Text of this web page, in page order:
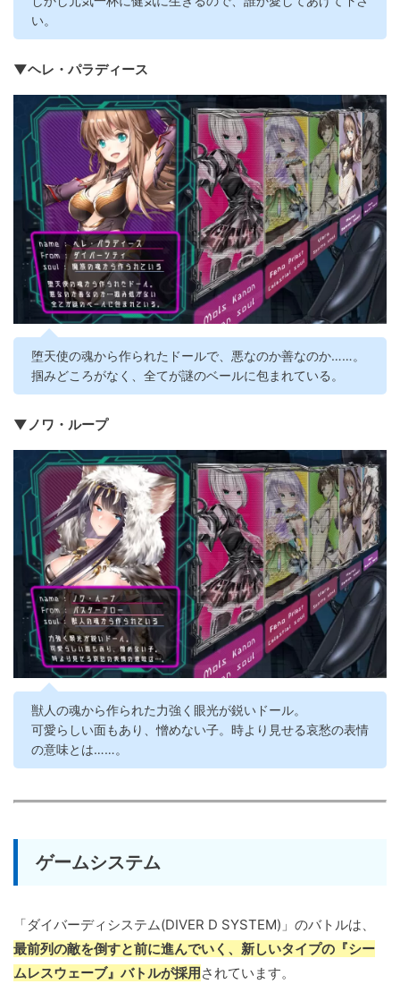
い。
▼ヘレ・パラディース
堕天使の魂から作られたドールで、悪なのか善なのか……。
掴みどころがなく、全てが謎のベールに包まれている。
▼ノワ・ループ
獣人の魂から作られた力強く眼光が鋭いドール。
可愛らしい面もあり、憎めない子。時より見せる哀愁の表情
の意味とは……。
ゲームシステム
「ダイバーディシステム(DIVER D SYSTEM)」のバトルは、
最前列の敵を倒すと前に進んでいく、新しいタイプの『シー
ムレスウェーブ』バトルが採用 されています。